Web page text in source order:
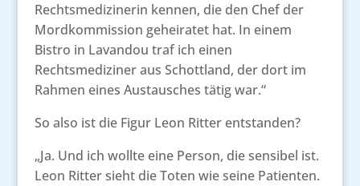
Rechtsmedizinerin kennen, die den Chef der
Mordkommission geheiratet hat. In einem
Bistro in Lavandou traf ich einen
Rechtsmediziner aus Schottland, der dort im
Rahmen eines Austausches tätig war.“
So also ist die Figur Leon Ritter entstanden?
„Ja. Und ich wollte eine Person, die sensibel ist.
Leon Ritter sieht die Toten wie seine Patienten.